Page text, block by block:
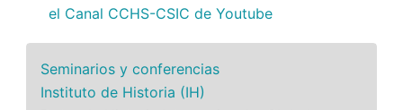
el Canal CCHS-CSIC de Youtube
Seminarios y conferencias
Instituto de Historia (IH)